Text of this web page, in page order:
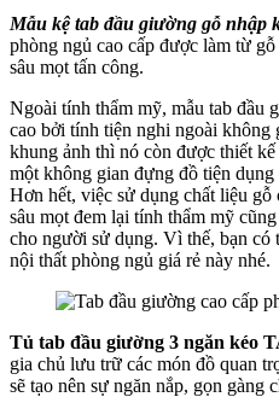
Mẫu kệ tab đầu giường gỗ nhập
phòng ngủ cao cấp được làm từ
sâu mọt tấn công.
Ngoài tính thẩm mỹ, mẫu tab đầu
cao bởi tính tiện nghi ngoài không
khung ảnh thì nó còn được thiết
một không gian đựng đồ tiện
Hơn hết, việc sử dụng chất liệu
sâu mọt đem lại tính thẩm mỹ
cho người sử dụng. Vì thế, bạn có
nội thất phòng ngủ giá rẻ này nhé.
Tủ tab đầu giường 3 ngăn kéo
gia chủ lưu trữ các món đồ quan
sẽ tạo nên sự ngăn nắp, gọn gàng